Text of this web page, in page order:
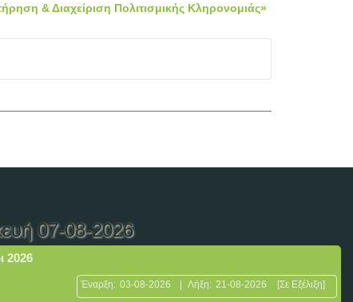
& Διαχείριση Πολιτισμικής Κληρονομιάς»
07-08-2026
2026
Έναρξη: 03-08-2026 Λήξη: 21-08-2026 [Σε Εξέλιξη]